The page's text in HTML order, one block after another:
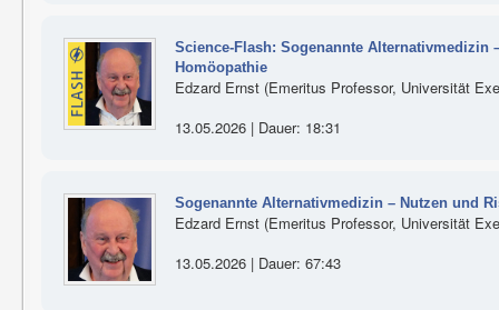
Science-Flash: Sogenannte Alternativmedizin
Homöopathie
Edzard Ernst (Emeritus Professor, Universität
13.05.2026 | Dauer: 18:31
Sogenannte Alternativmedizin – Nutzen und
Edzard Ernst (Emeritus Professor, Universität
13.05.2026 | Dauer: 67:43